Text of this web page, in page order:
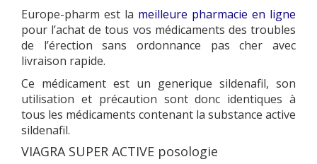
Europe-pharm est la meilleure pharmacie en ligne
pour l’achat de tous vos médicaments des troubles
de l’érection sans ordonnance pas cher avec
livraison rapide.
Ce médicament est un generique sildenafil, son
utilisation et précaution sont donc identiques à
tous les médicaments contenant la substance active
sildenafil.
VIAGRA SUPER ACTIVE posologie